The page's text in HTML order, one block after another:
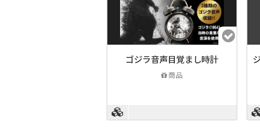
ゴジラ音声目覚まし時計
商品